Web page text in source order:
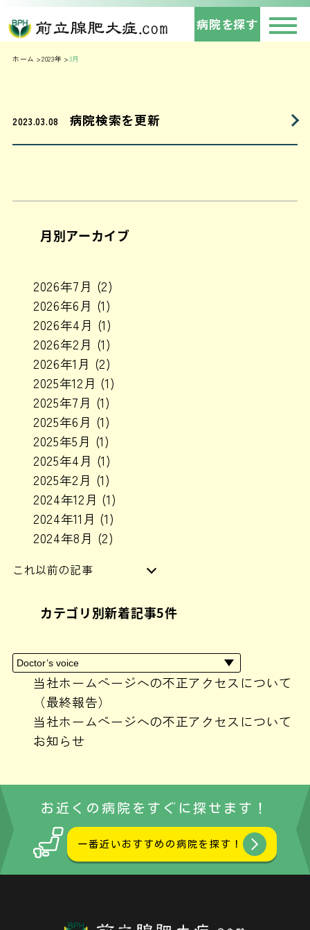
病院を探す
ホーム 2023年 3月
2023.03.08 病院検索を更新
月別アーカイブ
2026年7月 (2)
2026年6月 (1)
2026年4月 (1)
2026年2月 (1)
2026年1月 (2)
2025年12月 (1)
2025年7月 (1)
2025年6月 (1)
2025年5月 (1)
2025年4月 (1)
2025年2月 (1)
2024年12月 (1)
2024年11月 (1)
2024年8月 (2)
これ以前の記事
2024年4月(1)
2024年2月(3)
2024年1月 (2)
2023年10月(1)
2023年9月 (1)
2023年8月
2023年3月(1)
2023年2月
2023年1月(2)
2022年12月(4)
カテゴリ別新着記事5件
当社ホームページへの不正アクセスについて
（最終報告）
当社ホームページへの不正アクセスについて
お知らせ
お近くの病院をすぐに探せます！
一番近いおすすめの病院を探す！